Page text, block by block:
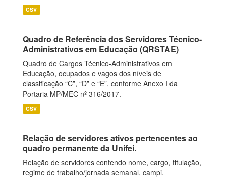
CSV
Quadro de Referência dos Servidores Técnico-
Administrativos em Educação (QRSTAE)
Quadro de Cargos Técnico-Administrativos em
Educação, ocupados e vagos dos níveis de
classificação “C”, “D” e “E”, conforme Anexo I da
Portaria MP/MEC nº 316/2017.
CSV
Relação de servidores ativos pertencentes ao
quadro permanente da Unifei.
Relação de servidores contendo nome, cargo, titulação,
regime de trabalho/jornada semanal, campi.